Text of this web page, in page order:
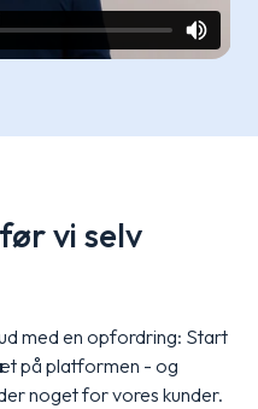
vi selv
med en opfordring: Start
på platformen - og
noget for vores kunder.